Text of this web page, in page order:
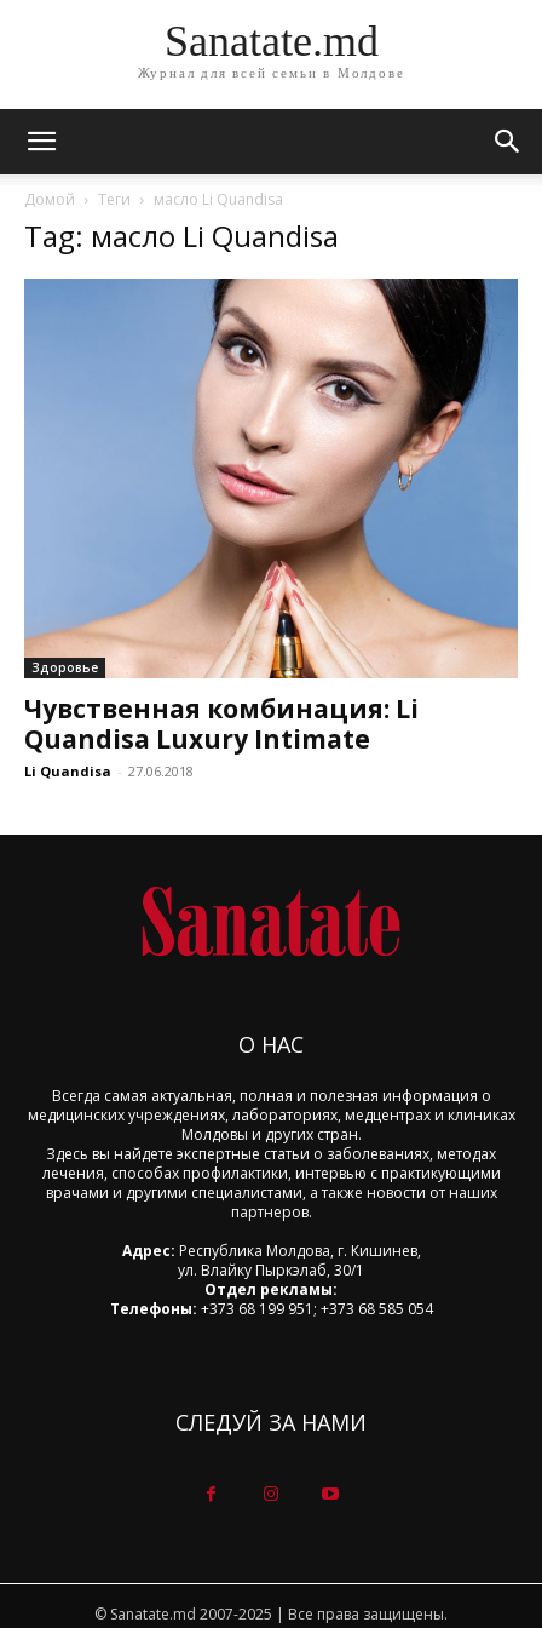
Sanatate.md
Журнал для всей семьи в Молдове
Домой Теги масло Li Quandisa
Tag: масло Li Quandisa
Здоровье
Чувственная комбинация: Li
Quandisa Luxury Intimate
Li Quandisa - 27.06.2018
О НАС
Всегда самая актуальная, полная и полезная информация о
медицинских учреждениях, лабораториях, медцентрах и клиниках
Молдовы и других стран.
Здесь вы найдете экспертные статьи о заболеваниях, методах
лечения, способах профилактики, интервью с практикующими
врачами и другими специалистами, а также новости от наших
партнеров.
Адрес: Республика Молдова, г. Кишинев,
ул. Влайку Пыркэлаб, 30/1
Отдел рекламы:
Телефоны: +373 68 199 951; +373 68 585 054
СЛЕДУЙ ЗА НАМИ
© Sanatate.md 2007-2025 | Все права защищены.